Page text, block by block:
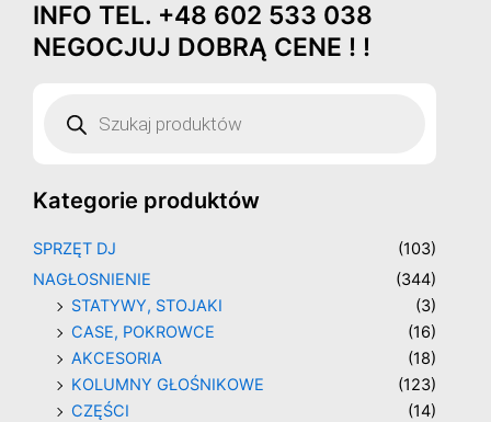
PrzejdźINFO TEL. +48 602 533 038
NEGOCJUJ DOBRĄ CENE ! !
produktów
Kategorie produktów
SPRZĘT DJ
(103)
NAGŁOSNIENIE
(344)
STATYWY, STOJAKI
(3)
CASE, POKROWCE
(16)
AKCESORIA
(18)
KOLUMNY GŁOŚNIKOWE
(123)
CZĘŚCI
(14)